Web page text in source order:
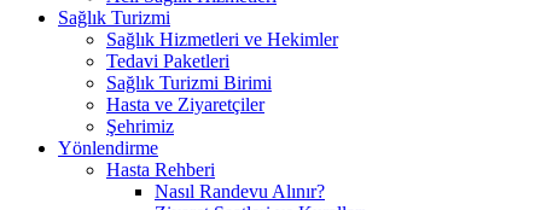
Sağlık Turizmi
Sağlık Hizmetleri ve Hekimler
Tedavi Paketleri
Sağlık Turizmi Birimi
Hasta ve Ziyaretçiler
Şehrimiz
Yönlendirme
Hasta Rehberi
Nasıl Randevu Alınır?